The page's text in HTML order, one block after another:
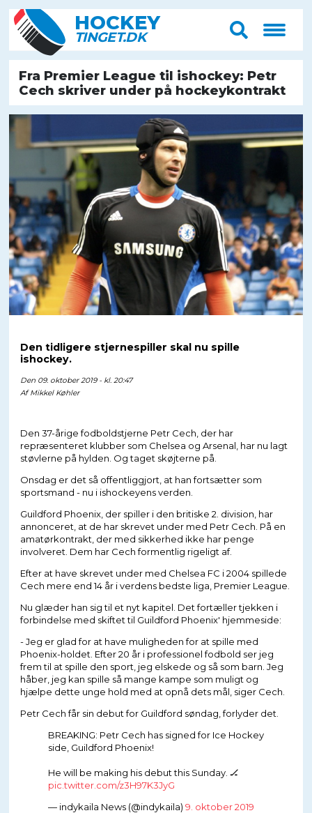
HOCKEY
TINGET.DK
Fra Premier League til ishockey: Petr
Cech skriver under på hockeykontrakt
Den tidligere stjernespiller skal nu spille
ishockey.
Den 09. oktober 2019 - kl. 20:47
AfMikkel Køhler
Den 37-årige fodboldstjerne Petr Cech, der har
repræsenteret klubber som Chelsea og Arsenal, har nu lagt
støvlerne på hylden. Og taget skøjterne på.
Onsdag er det så offentliggjort, at han fortsætter som
sportsmand - nu i ishockeyens verden.
Guildford Phoenix, der spiller i den britiske 2. division, har
annonceret, at de har skrevet under med Petr Cech. På en
amatørkontrakt, der med sikkerhed ikke har penge
involveret. Dem har Cech formentlig rigeligt af.
Efter at have skrevet under med Chelsea FC i 2004 spillede
Cech mere end 14 år i verdens bedste liga, Premier League.
Nu glæder han sig til et nyt kapitel. Det fortæller tjekken i
forbindelse med skiftet til Guildford Phoenix' hjemmeside:
- Jeg er glad for at have muligheden for at spille med
Phoenix-holdet. Efter 20 år i professionel fodbold ser jeg
frem til at spille den sport, jeg elskede og så som barn. Jeg
håber, jeg kan spille så mange kampe som muligt og
hjælpe dette unge hold med at opnå dets mål, siger Cech.
Petr Cech får sin debut for Guildford søndag, forlyder det.
BREAKING: Petr Cech has signed for Ice Hockey
side, Guildford Phoenix!
He will be making his debut this Sunday. 🏒
pic.twitter.com/z3H97K3JyG
— indykaila News (@indykaila) 9. oktober 2019